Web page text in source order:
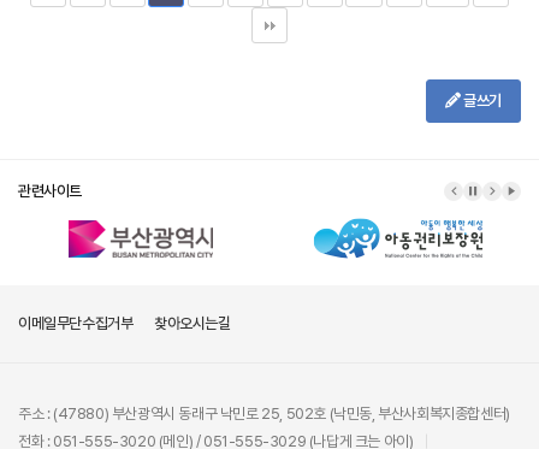
글쓰기
관련사이트
이메일무단수집거부 찾아오시는길
주소 : (47880) 부산광역시 동래구 낙민로 25, 502호 (낙민동, 부산사회복지종합센터)
전화 : 051-555-3020 (메인) / 051-555-3029 (나답게 크는 아이)